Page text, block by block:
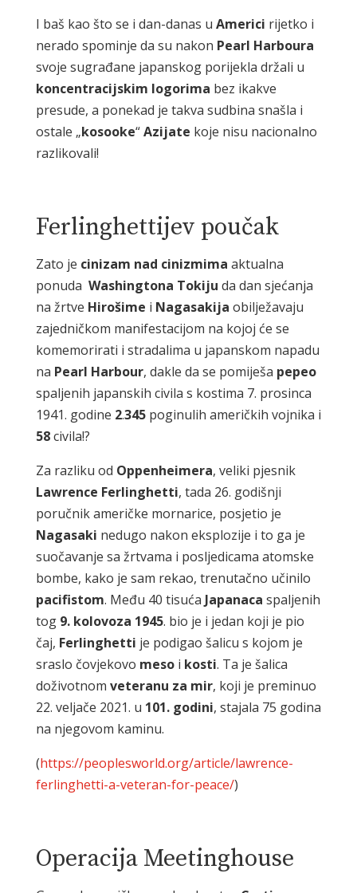
I baš kao što se i dan-danas u Americi rijetko i
nerado spominje da su nakon Pearl Harboura
svoje sugrađane japanskog porijekla držali u
koncentracijskim logorima bez ikakve
presude, a ponekad je takva sudbina snašla i
ostale „kosooke“Azijate koje nisu nacionalno
razlikovali!
Ferlinghettijev poučak
Zato je cinizam nad cinizmima aktualna
ponuda Washingtona Tokiju da dan sjećanja
na žrtve Hirošime i Nagasakija obilježavaju
zajedničkom manifestacijom na kojoj će se
komemorirati i stradalima u japanskom napadu
na Pearl Harbour, dakle da se pomiješa pepeo
spaljenih japanskih civila s kostima 7. prosinca
1941. godine 2.345poginulih američkih vojnika i
58civila!?
Za razliku od Oppenheimera, veliki pjesnik
Lawrence Ferlinghetti, tada 26. godišnji
poručnik američke mornarice, posjetio je
Nagasaki nedugo nakon eksplozije i to ga je
suočavanje sa žrtvama i posljedicama atomske
bombe, kako je sam rekao, trenutačno učinilo
pacifistom. Među 40 tisuća Japanaca spaljenih
tog 9. kolovoza 1945. bio je i jedan koji je pio
čaj, Ferlinghetti je podigao šalicu s kojom je
sraslo čovjekovo mesoi kosti. Ta je šalica
doživotnom veteranu za mir, koji je preminuo
22. veljače 2021. u 101. godini, stajala 75 godina
na njegovom kaminu.
(https://peoplesworld.org/article/lawrence-
ferlinghetti-a-veteran-for-peace/)
Operacija Meetinghouse